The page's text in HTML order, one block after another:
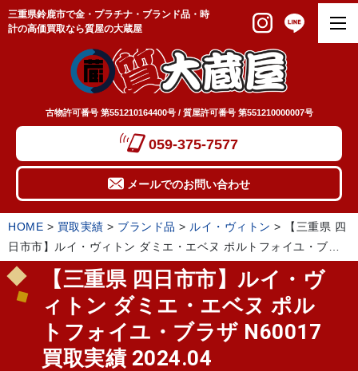
三重県鈴鹿市で金・プラチナ・ブランド品・時
計の高価買取なら質屋の大蔵屋
古物許可番号 第551210164400号 / 質屋許可番号 第551210000007号
059-375-7577
メールでのお問い合わせ
HOME > 買取実績 > ブランド品 > ルイ・ヴィトン >
【三重県 四
日市市】ルイ・ヴィトン ダミエ・エベヌ ポルトフォイユ・ブラ
ザ N60017 買取実績 2024.04
【三重県 四日市市】ルイ・ヴ
ィトン ダミエ・エベヌ ポル
トフォイユ・ブラザ N60017
買取実績 2024.04